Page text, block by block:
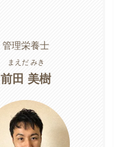
管理栄養士
まえだ みき
前田 美樹